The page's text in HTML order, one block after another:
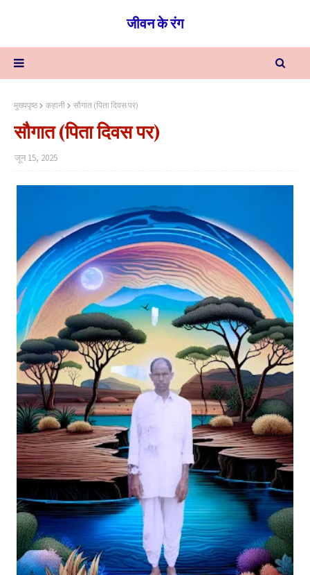
जीवन के रंग
मुख्यपृष्ठ कहानी सौगात (पिता दिवस पर)
सौगात (पिता दिवस पर)
जून 15, 2025